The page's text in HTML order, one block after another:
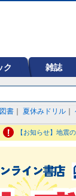
ク 雑誌
書 夏休みドリル
【お知らせ】地震